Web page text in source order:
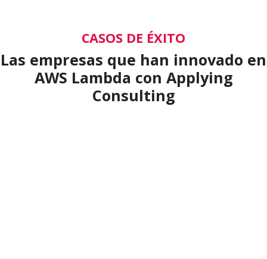
CASOS DE ÉXITO
Las empresas que han innovado en
AWS Lambda con Applying
Consulting